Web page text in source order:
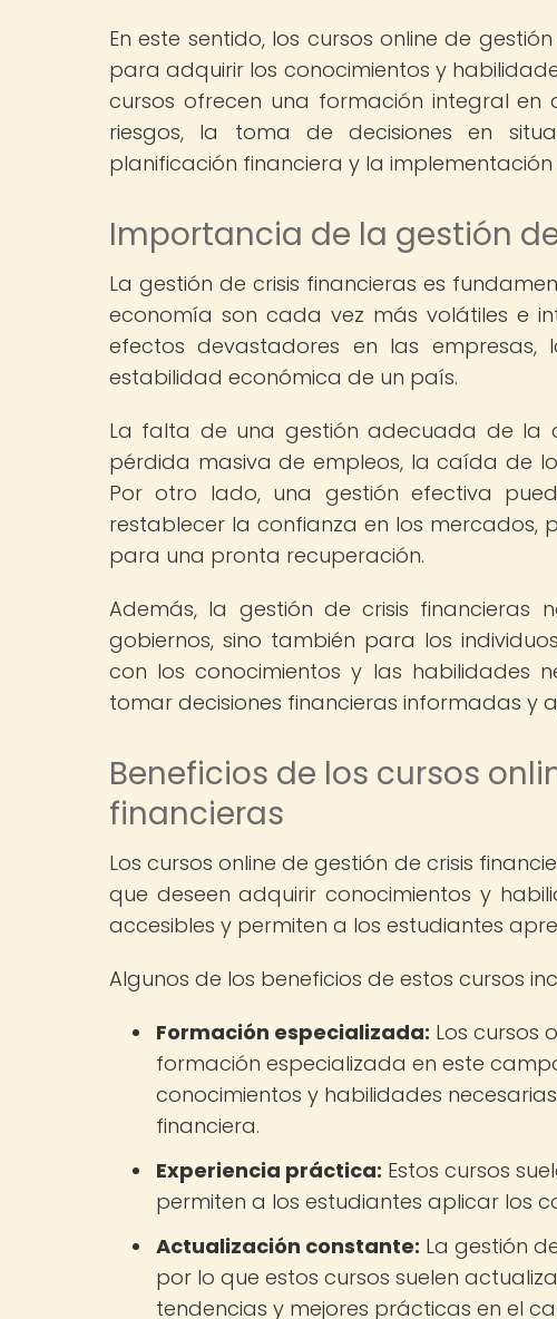
En este sentido, los cursos online de
para adquirir los conocimientos y
cursos ofrecen una formación integral
riesgos, la toma de decisiones en
planificación financiera y la
Importancia de la gestión
La gestión de crisis financieras es
economía son cada vez más volátiles e
efectos devastadores en las
estabilidad económica de un país.
La falta de una gestión adecuada de la
pérdida masiva de empleos, la caída de
Por otro lado, una gestión efectiva
restablecer la confianza en los mercados,
para una pronta recuperación.
Además, la gestión de crisis
gobiernos, sino también para los
con los conocimientos y las habilidades
tomar decisiones financieras informadas y
Beneficios de los cursos
financieras
Los cursos online de gestión de crisis
que deseen adquirir conocimientos y
accesibles y permiten a los estudiantes
Algunos de los beneficios de estos cursos
Formación especializada: Los cursos
formación especializada en este
conocimientos y habilidades
financiera.
Experiencia práctica: Estos cursos
permiten a los estudiantes aplicar los
Actualización constante: La gestión
por lo que estos cursos suelen
tendencias y mejores prácticas en el